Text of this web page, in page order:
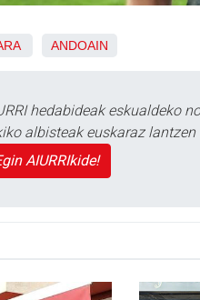
ANDOAIN
hedabideak eskualdeko
albisteak euskaraz
AIURRIkide!